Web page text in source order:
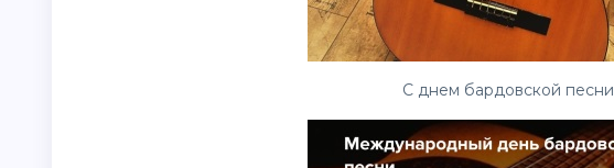
С днем бардовской песни